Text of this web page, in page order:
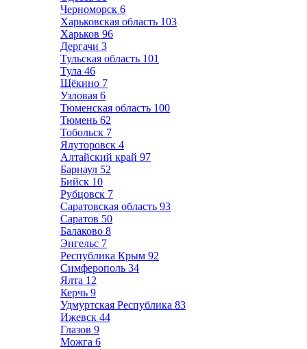
Черноморск 6
Харьковская область 103
Харьков 96
Дергачи 3
Тульская область 101
Тула 46
Щёкино 7
Узловая 6
Тюменская область 100
Тюмень 62
Тобольск 7
Ялуторовск 4
Алтайский край 97
Барнаул 52
Бийск 10
Рубцовск 7
Саратовская область 93
Саратов 50
Балаково 8
Энгельс 7
Республика Крым 92
Симферополь 34
Ялта 12
Керчь 9
Удмуртская Республика 83
Ижевск 44
Глазов 9
Можга 6